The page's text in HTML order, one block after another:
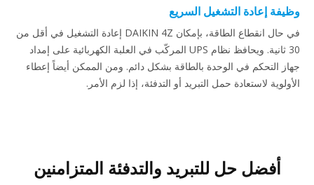
وظيفة إعادة التشغيل السريع
في حال انقطاع الطاقة، بإمكان DAIKIN 4Z إعادة التشغيل في أقل من
30 ثانية. ويحافظ نظام UPS المركّب في العلبة الكهربائية على إمداد
جهاز التحكم في الوحدة بالطاقة بشكل دائم. ومن الممكن أيضاً إعطاء
الأولوية لاستعادة حمل التبريد أو التدفئة، إذا لزم الأمر.
أفضل حل للتبريد والتدفئة المتزامنين